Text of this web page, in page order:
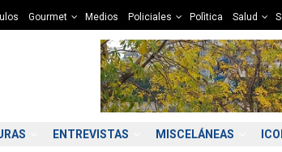
Gourmet Medios Policiales Polìtica Salud
ENTREVISTAS MISCELÁNEAS